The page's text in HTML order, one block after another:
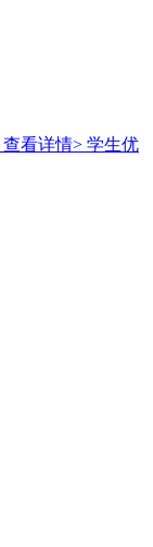
查看详情> 学生优